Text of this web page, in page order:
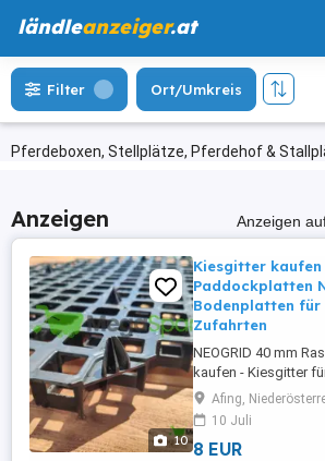
ländleanzeiger.at
Pferdeboxen, Stellplätze, Pferdehof &
Filter Ort/Umkreis
Anzeigen Anzeigen
10
Kiesgitter kaufen
Paddockplatten
Bodenplatten für
Zufahrten
NEOGRID 40 mm
kaufen - Kiesgitter
Zufahrten,
Flächen Stabile
Bodenbefestigung
gewerbliche und
Afing,
10 Juli
8 EUR